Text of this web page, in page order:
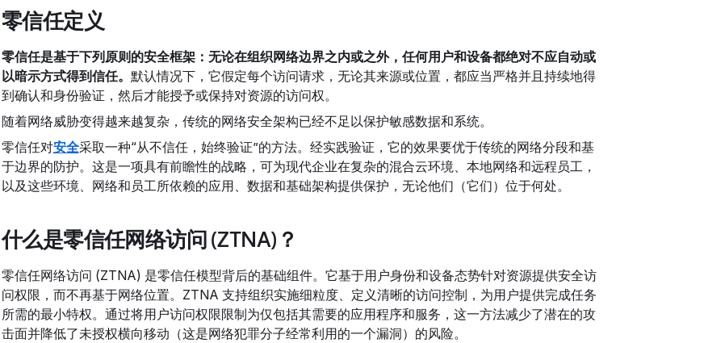
零信任定义
零信任是基于下列原则的安全框架：无论在组织网络边界之内或之外，任何用户和设备都绝对不应自动或
以暗示方式得到信任。 默认情况下，它假定每个访问请求，无论其来源或位置，都应当严格并且持续地得
到确认和身份验证，然后才能授予或保持对资源的访问权。
随着网络威胁变得越来越复杂，传统的网络安全架构已经不足以保护敏感数据和系统。
零信任对安全采取一种“从不信任，始终验证”的方法。经实践验证，它的效果要优于传统的网络分段和基
于边界的防护。这是一项具有前瞻性的战略，可为现代企业在复杂的混合云环境、本地网络和远程员工，
以及这些环境、网络和员工所依赖的应用、数据和基础架构提供保护，无论他们（它们）位于何处。
什么是零信任网络访问 (ZTNA)？
零信任网络访问 (ZTNA) 是零信任模型背后的基础组件。它基于用户身份和设备态势针对资源提供安全访
问权限，而不再基于网络位置。ZTNA 支持组织实施细粒度、定义清晰的访问控制，为用户提供完成任务
所需的最小特权。通过将用户访问权限限制为仅包括其需要的应用程序和服务，这一方法减少了潜在的攻
击面并降低了未授权横向移动（这是网络犯罪分子经常利用的一个漏洞）的风险。